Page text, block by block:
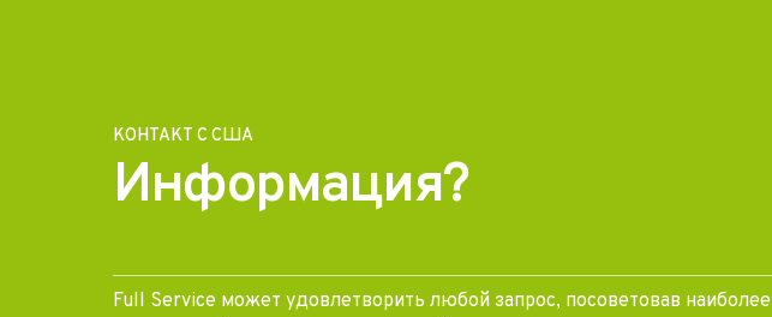
КОНТАКТ С США
Информация?
Full Service может удовлетворить любой запрос, посоветовав наиболее